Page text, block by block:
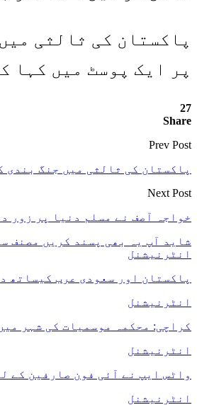
پاکستان کی ثالثی
پر ایک پوسٹ میں کہا
27
Share
Prev Post
پاکستان کی ثالثی میں جنگ بندی
Next Post
خواجہ آصف نے مسلم دنیا پر زور
شاید آپ یہ بھی پسند کریں مصنف
انٹرنیشنل
پاکستان اور سعودی عرب کیساتھ دفاعی معاہدہ
انٹرنیشنل
کراچی: محکمہ موسمیات کی شہر
انٹرنیشنل
واٹس ایپ نے آئی فون صارفین کے
انٹرنیشنل